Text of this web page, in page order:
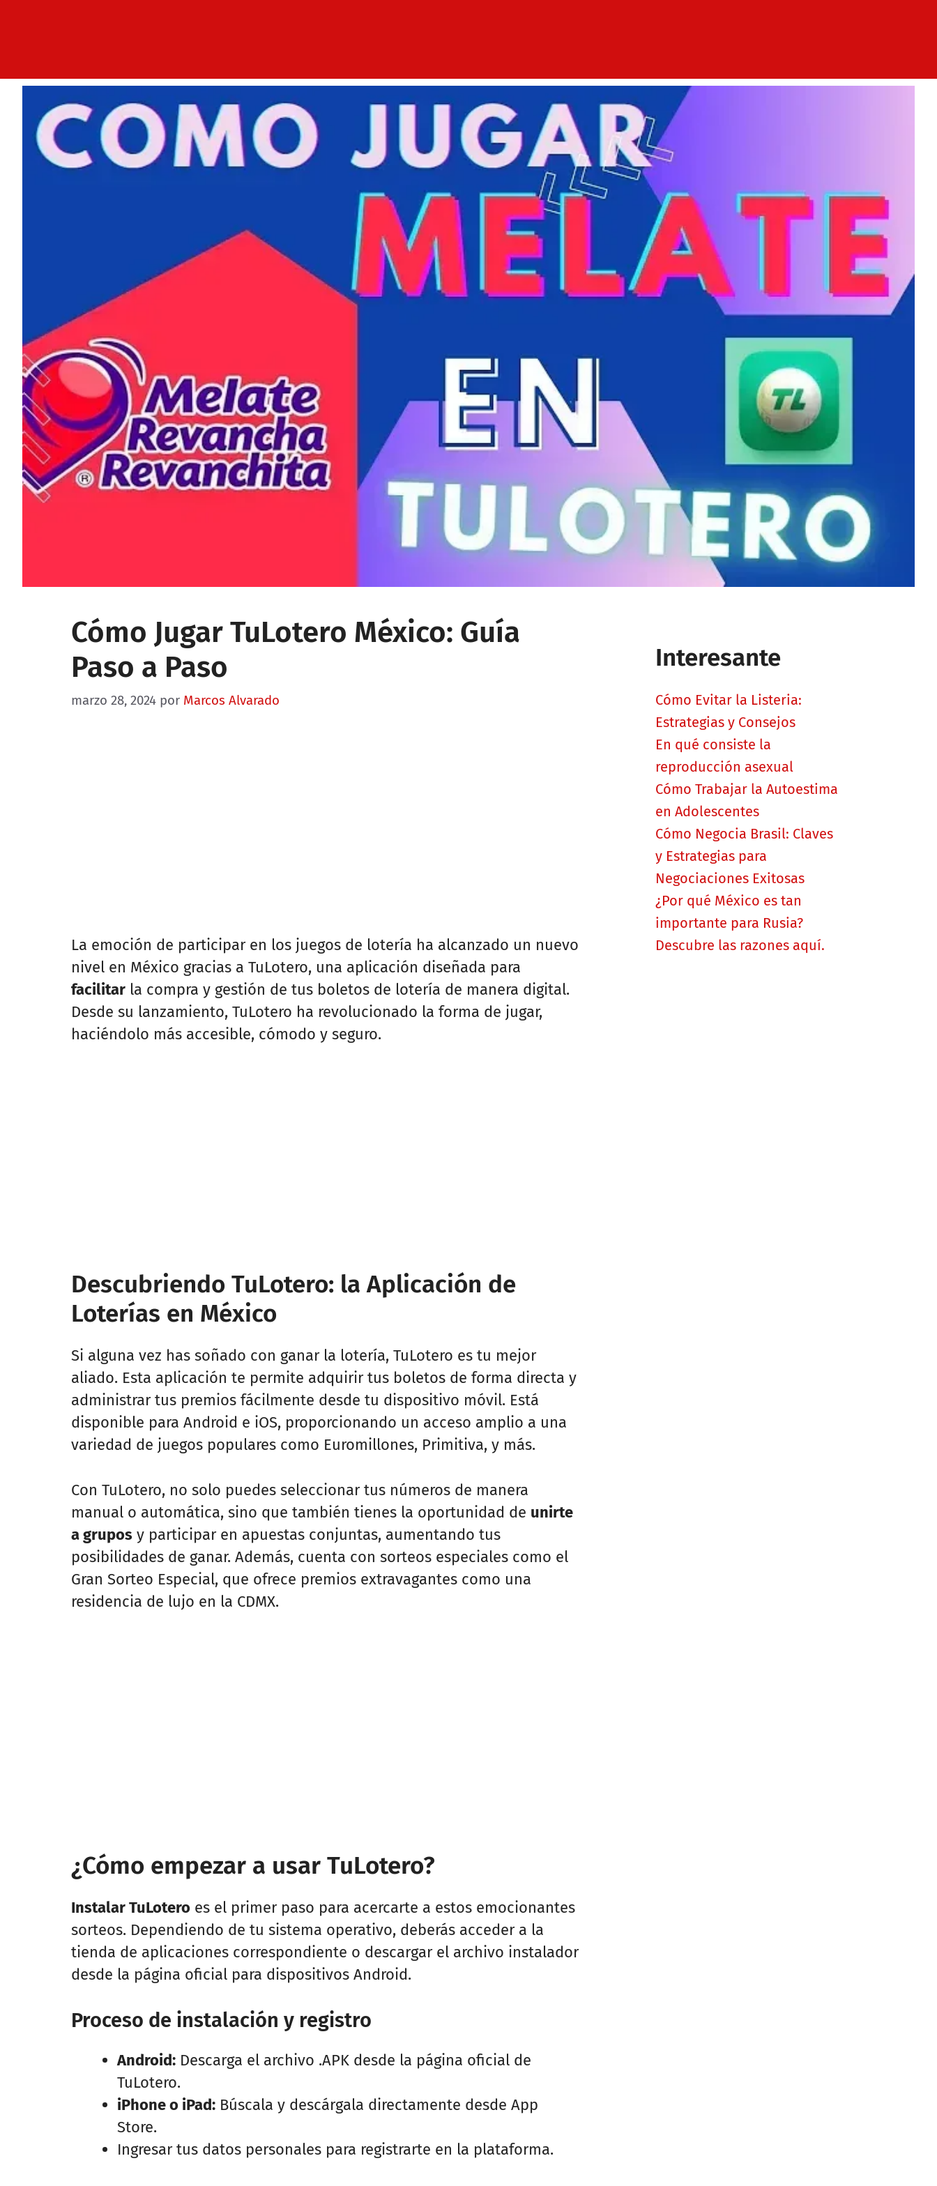
Cómo Jugar TuLotero México: Guía
Paso a Paso
marzo 28, 2024 por Marcos Alvarado
La emoción de participar en los juegos de lotería ha alcanzado un nuevo
nivel en México gracias a TuLotero, una aplicación diseñada para
facilitar la compra y gestión de tus boletos de lotería de manera digital.
Desde su lanzamiento, TuLotero ha revolucionado la forma de jugar,
haciéndolo más accesible, cómodo y seguro.
Descubriendo TuLotero: la Aplicación de
Loterías en México
Si alguna vez has soñado con ganar la lotería, TuLotero es tu mejor
aliado. Esta aplicación te permite adquirir tus boletos de forma directa y
administrar tus premios fácilmente desde tu dispositivo móvil. Está
disponible para Android e iOS, proporcionando un acceso amplio a una
variedad de juegos populares como Euromillones, Primitiva, y más.
Con TuLotero, no solo puedes seleccionar tus números de manera
manual o automática, sino que también tienes la oportunidad de unirte
a grupos y participar en apuestas conjuntas, aumentando tus
posibilidades de ganar. Además, cuenta con sorteos especiales como el
Gran Sorteo Especial, que ofrece premios extravagantes como una
residencia de lujo en la CDMX.
¿Cómo empezar a usar TuLotero?
Instalar TuLotero es el primer paso para acercarte a estos emocionantes
sorteos. Dependiendo de tu sistema operativo, deberás acceder a la
tienda de aplicaciones correspondiente o descargar el archivo instalador
desde la página oficial para dispositivos Android.
Proceso de instalación y registro
Android: Descarga el archivo .APK desde la página oficial de
TuLotero.
iPhone o iPad: Búscala y descárgala directamente desde App
Store.
Ingresar tus datos personales para registrarte en la plataforma.
Interesante
Cómo Evitar la Listeria:
Estrategias y Consejos
En qué consiste la
reproducción asexual
Cómo Trabajar la Autoestima
en Adolescentes
Cómo Negocia Brasil: Claves
y Estrategias para
Negociaciones Exitosas
¿Por qué México es tan
importante para Rusia?
Descubre las razones aquí.